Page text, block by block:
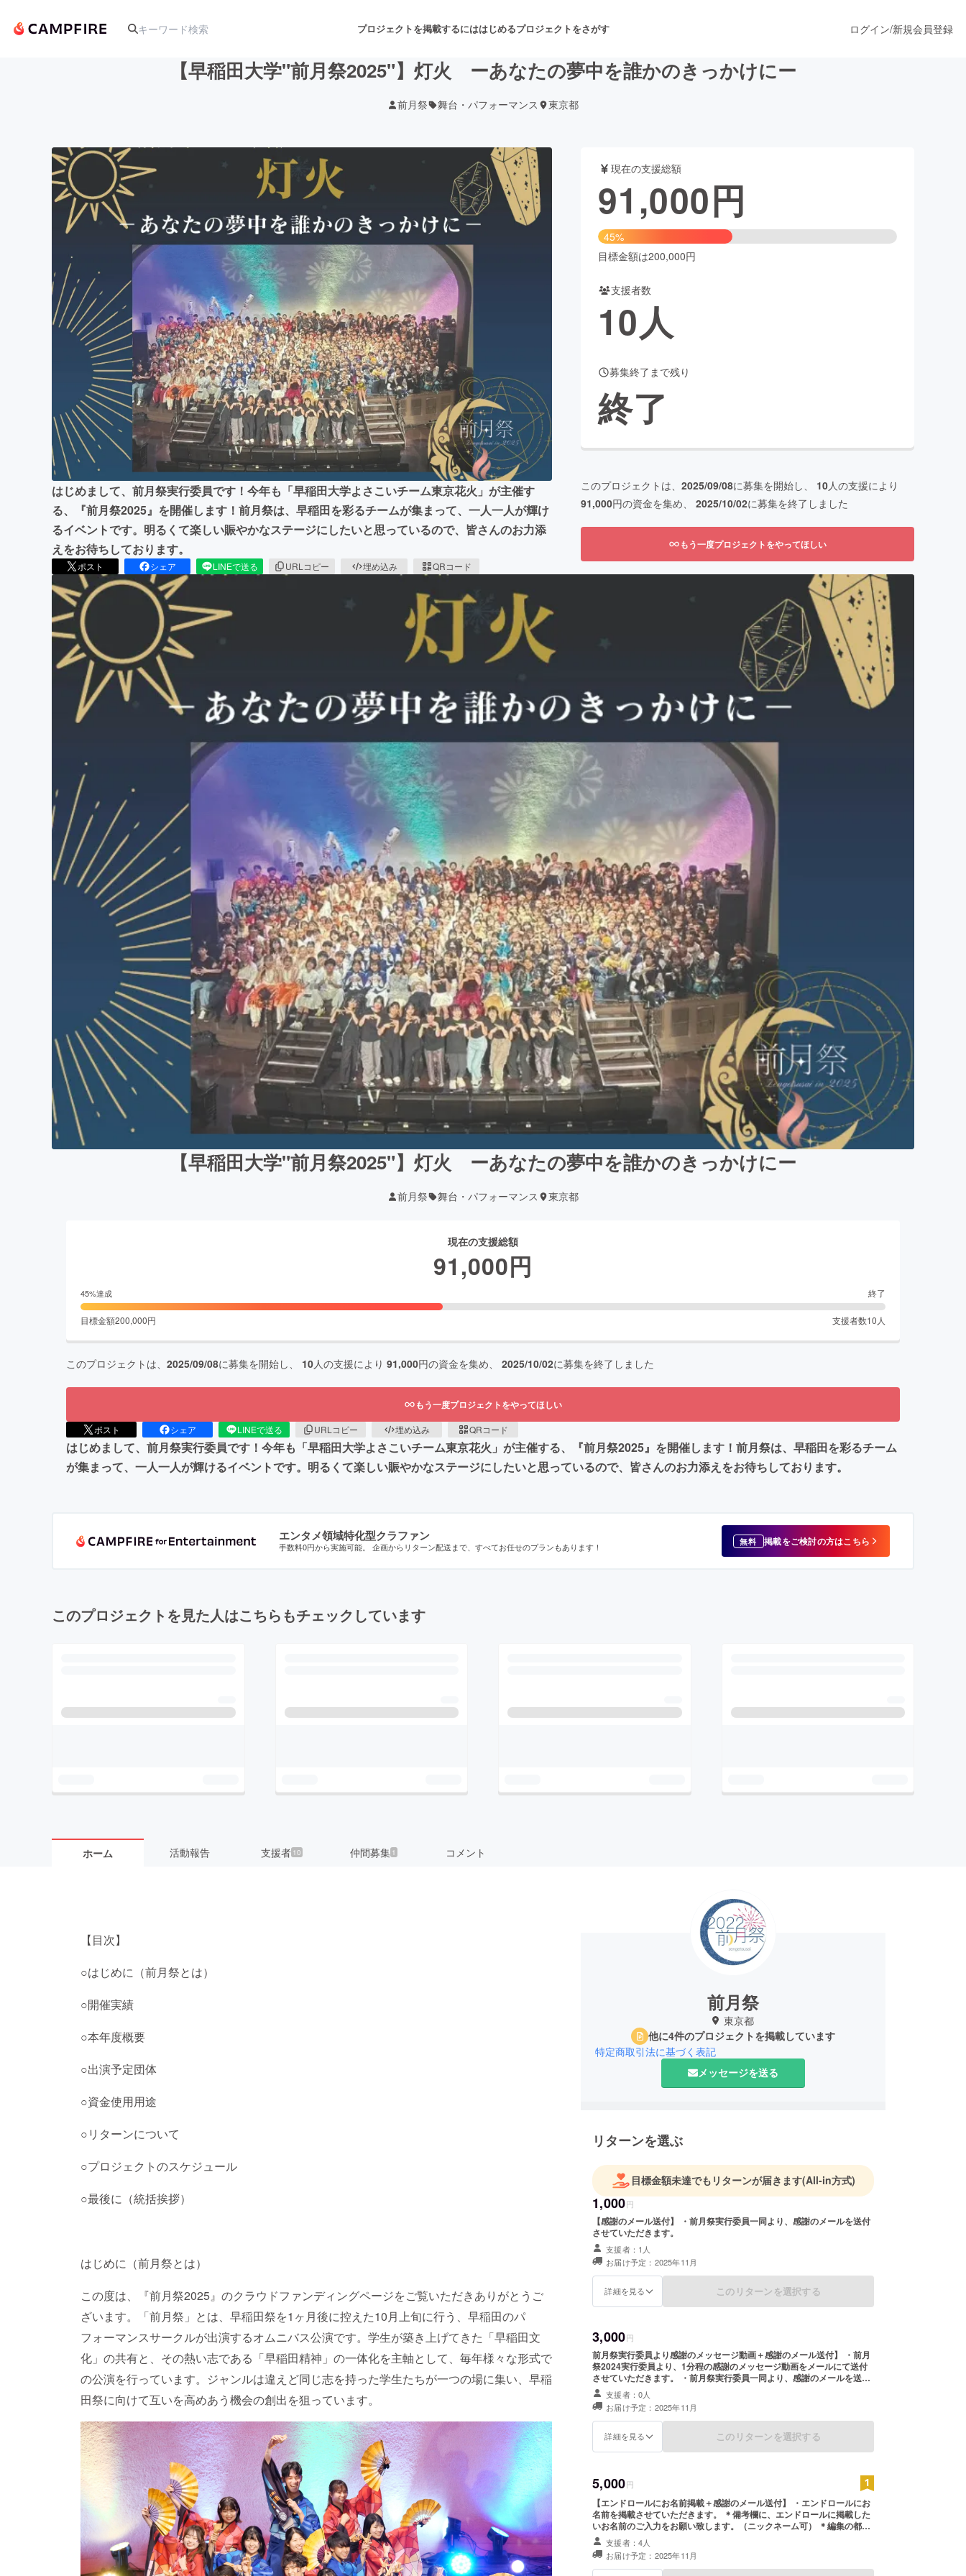
プロジェクトを掲載するにははじめるプロジェクトをさがす
アート・写真 音楽 舞台・パフォーマンス
テクノロジー・ガジェット ゲーム・サービス開発 フード・飲食店 ファッション
映像・映画 書籍・雑誌出版
ビジネス・起業 チャレンジ ビューティー・ヘルスケア
まちづくり・地域活性化
CAMPFIRE for Social GoodCAMPFIRE Creation
CAMPFIREふるさと納税machi-yaコミュニティ
ログイン/新規会員登録
【早稲田大学"前月祭2025"】灯火 ーあなたの夢中を誰かのきっかけにー
前月祭 舞台・パフォーマンス 東京都
はじめまして、前月祭実行委員です！今年も「早稲田大学よさこいチーム東京花火」が主催す
る、『前月祭2025』を開催します！前月祭は、早稲田を彩るチームが集まって、一人一人が輝け
るイベントです。明るくて楽しい賑やかなステージにしたいと思っているので、皆さんのお力添
えをお待ちしております。
ポスト シェア LINEで送る URLコピー 埋め込み QRコード
現在の支援総額
91,000円
45%
目標金額は200,000円
支援者数
10人
募集終了まで残り
終了
このプロジェクトは、 2025/09/08に募集を開始し、 10人の支援により
91,000円の資金を集め、 2025/10/02に募集を終了しました
もう一度プロジェクトをやってほしい
【早稲田大学"前月祭2025"】灯火 ーあなたの夢中を誰かのきっかけにー
前月祭 舞台・パフォーマンス 東京都
現在の支援総額
91,000円
45%達成 終了
目標金額200,000円 支援者数10 人
このプロジェクトは、 2025/09/08に募集を開始し、 10人の支援により 91,000円の資金を集め、 2025/10/02に募集を終了しました
もう一度プロジェクトをやってほしい
ポスト シェア LINEで送る URLコピー 埋め込み QRコード
はじめまして、前月祭実行委員です！今年も「早稲田大学よさこいチーム東京花火」が主催する、『前月祭2025』を開催します！前月祭は、早稲田を彩るチーム
が集まって、一人一人が輝けるイベントです。明るくて楽しい賑やかなステージにしたいと思っているので、皆さんのお力添えをお待ちしております。
エンタメ領域特化型クラファン
手数料0円から実施可能。 企画からリターン配送まで、すべてお任せのプランもあります！ 無料 掲載をご検討の方はこちら
このプロジェクトを見た人はこちらもチェックしています
ホーム 活動報告 支援者 10 仲間募集 1 コメント
【目次】
○はじめに（前月祭とは）
○開催実績
○本年度概要
○出演予定団体
○資金使用用途
○リターンについて
○プロジェクトのスケジュール
○最後に（統括挨拶）
はじめに（前月祭とは）
この度は、『前月祭2025』のクラウドファンディングページをご覧いただきありがとうご
ざいます。「前月祭」とは、早稲田祭を1ヶ月後に控えた10月上旬に行う、早稲田のパ
フォーマンスサークルが出演するオムニバス公演です。学生が築き上げてきた「早稲田文
化」の共有と、その熱い志である「早稲田精神」の一体化を主軸として、毎年様々な形式で
の公演を行っています。ジャンルは違えど同じ志を持った学生たちが一つの場に集い、早稲
田祭に向けて互いを高めあう機会の創出を狙っています。
前月祭
東京都
他に4件のプロジェクトを掲載しています
特定商取引法に基づく表記
メッセージを送る
リターンを選ぶ
目標金額未達でもリターンが届きます(All-in方式)
1,000円
【感謝のメール送付】 ・前月祭実行委員一同より、感謝のメールを送付
させていただきます。
支援者：1人
お届け予定：2025年11月
詳細を見る このリターンを選択する
3,000円
前月祭実行委員より感謝のメッセージ動画＋感謝のメール送付】 ・前月
祭2024実行委員より、1分程の感謝のメッセージ動画をメールにて送付
させていただきます。 ・前月祭実行委員一同より、感謝のメールを送付
させていただきます。
支援者：0人
お届け予定：2025年11月
詳細を見る このリターンを選択する
5,000円
【エンドロールにお名前掲載＋感謝のメール送付】 ・エンドロールにお
名前を掲載させていただきます。 ＊備考欄に、エンドロールに掲載した
いお名前のご入力をお願い致します。（ニックネーム可） ＊編集の都合
上こちらは9月25日までにご支援いただいた方のみとさせていただきま
す。予めご了承ください。 ・前月祭実行委員一同より、感謝のメールを
送付させていただきます。
支援者：4人
お届け予定：2025年11月